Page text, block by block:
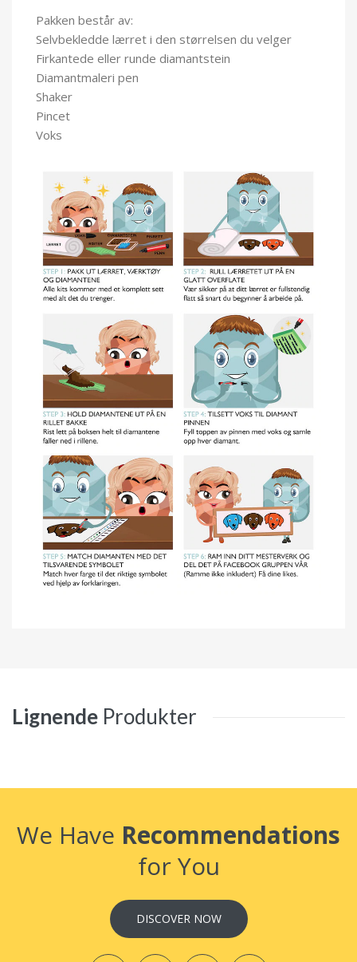
Pakken består av:
Selvbekledde lærret i den størrelsen du velger
Firkantede eller runde diamantstein
Diamantmaleri pen
Shaker
Pincet
Voks
Lignende Produkter
We Have Recommendations
for You
DISCOVER NOW